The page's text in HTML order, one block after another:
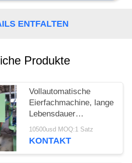
ENTFALTEN
Produkte
Vollautomatische
Eierfachmachine, lange
Lebensdauer
Eierboxenmaschine
10500usd MOQ:1 Satz
KONTAKT